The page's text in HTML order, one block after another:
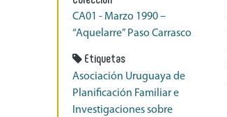
CA01 - Marzo 1990 –
“Aquelarre” Paso Carrasco
Etiquetas
Asociación Uruguaya de
Planificación Familiar e
Investigaciones sobre